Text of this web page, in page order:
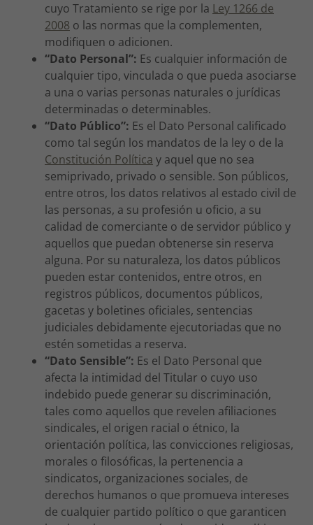
cuyo Tratamiento se rige por la Ley 1266 de
2008 o las normas que la complementen,
modifiquen o adicionen.
“Dato Personal”: Es cualquier información de
cualquier tipo, vinculada o que pueda asociarse
a una o varias personas naturales o jurídicas
determinadas o determinables.
“Dato Público”: Es el Dato Personal calificado
como tal según los mandatos de la ley o de la
Constitución Política y aquel que no sea
semiprivado, privado o sensible. Son públicos,
entre otros, los datos relativos al estado civil de
las personas, a su profesión u oficio, a su
calidad de comerciante o de servidor público y
aquellos que puedan obtenerse sin reserva
alguna. Por su naturaleza, los datos públicos
pueden estar contenidos, entre otros, en
registros públicos, documentos públicos,
gacetas y boletines oficiales, sentencias
judiciales debidamente ejecutoriadas que no
estén sometidas a reserva.
“Dato Sensible”: Es el Dato Personal que
afecta la intimidad del Titular o cuyo uso
indebido puede generar su discriminación,
tales como aquellos que revelen afiliaciones
sindicales, el origen racial o étnico, la
orientación política, las convicciones religiosas,
morales o filosóficas, la pertenencia a
sindicatos, organizaciones sociales, de
derechos humanos o que promueva intereses
de cualquier partido político o que garanticen